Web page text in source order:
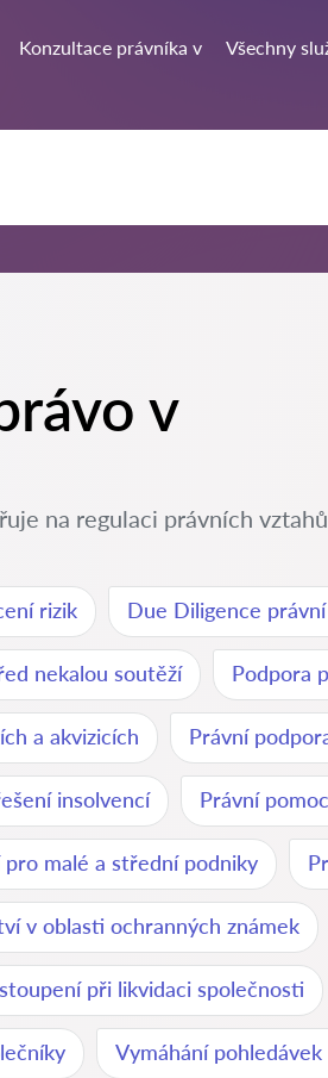
Konzultace právníka v Všechny
v
na regulaci právních
rizik Due Diligence
nekalou soutěží Podpora
a akvizicích Právní
insolvencí Právní
malé a střední podniky
v oblasti ochranných známek
při likvidaci společnosti
Vymáhání